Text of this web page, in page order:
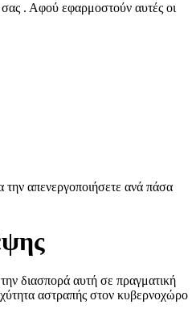
. Αφού εφαρμοστούν αυτές οι
την απενεργοποιήσετε ανά πάσα
διασπορά αυτή σε πραγματική
αστραπής στον κυβερνοχώρο